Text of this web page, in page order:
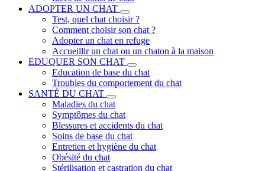
ADOPTER UN CHAT
Test, quel chat choisir ?
Comment choisir son chat ?
Adopter un chat en refuge
Accueillir un chat ou un chaton à la maison
EDUQUER SON CHAT
Education de base du chat
Troubles du comportement du chat
SANTÉ DU CHAT
Maladies du chat
Symptômes du chat
Blessures et accidents du chat
Soins de base du chat
Entretien et hygiène du chat
Obésité du chat
Stérilisation et castration du chat